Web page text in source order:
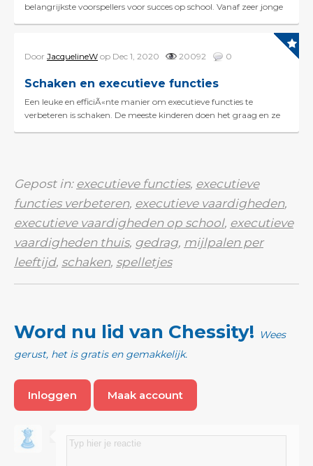
belangrijkste voorspellers voor succes op school. Vanaf zeer jonge
Door JacquelineW op Dec 1, 2020 20092 0
Schaken en executieve functies
Een leuke en efficiÃ«nte manier om executieve functies te
verbeteren is schaken. De meeste kinderen doen het graag en ze
Gepost in: executieve functies, executieve
functies verbeteren, executieve vaardigheden,
executieve vaardigheden op school, executieve
vaardigheden thuis, gedrag, mijlpalen per
leeftijd, schaken, spelletjes
Word nu lid van Chessity!
Wees
gerust, het is gratis en gemakkelijk.
Inloggen Maak account